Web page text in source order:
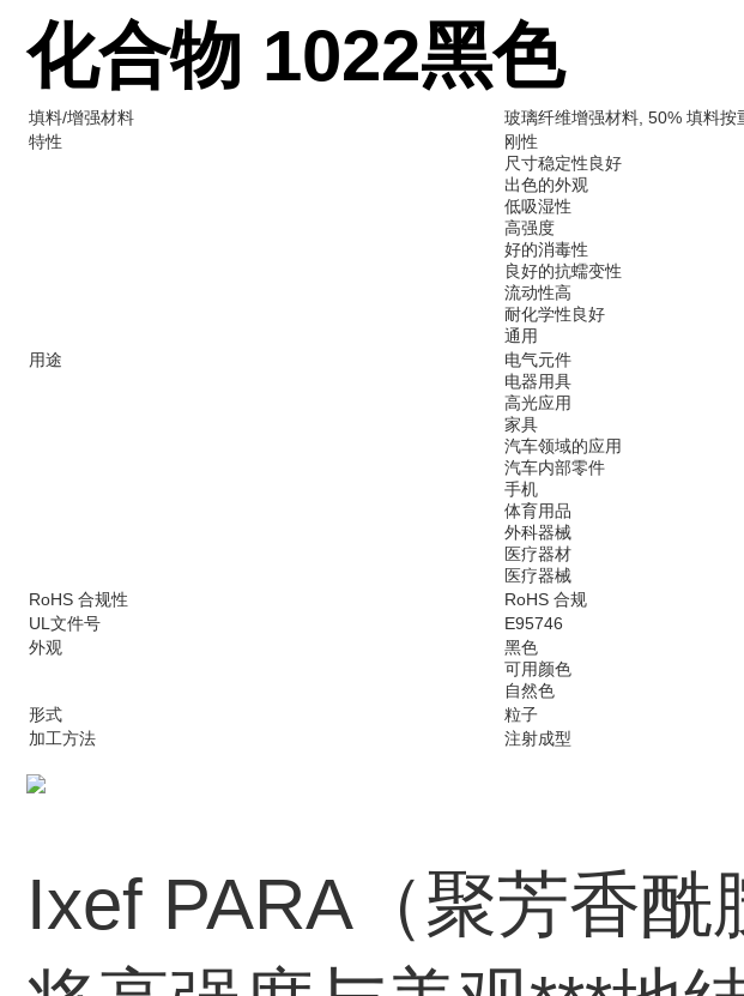
化合物 1022黑色
填料/增强材料
玻璃纤维增强材料, 50% 填料按
特性
刚性
尺寸稳定性良好
出色的外观
低吸湿性
高强度
好的消毒性
良好的抗蠕变性
流动性高
耐化学性良好
通用
用途
电气元件
电器用具
高光应用
家具
汽车领域的应用
汽车内部零件
手机
体育用品
外科器械
医疗器材
医疗器械
RoHS 合规性
RoHS 合规
UL文件号
E95746
外观
黑色
可用颜色
自然色
形式
粒子
加工方法
注射成型
Ixef PARA（聚芳香酰